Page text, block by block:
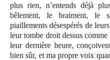
plus rien, n’entends déjà
bêlement, le braiment, le
piaillements désespérés de
leur tombe droit dessus
leur dernière heure,
bien sûr, et ma propre voix